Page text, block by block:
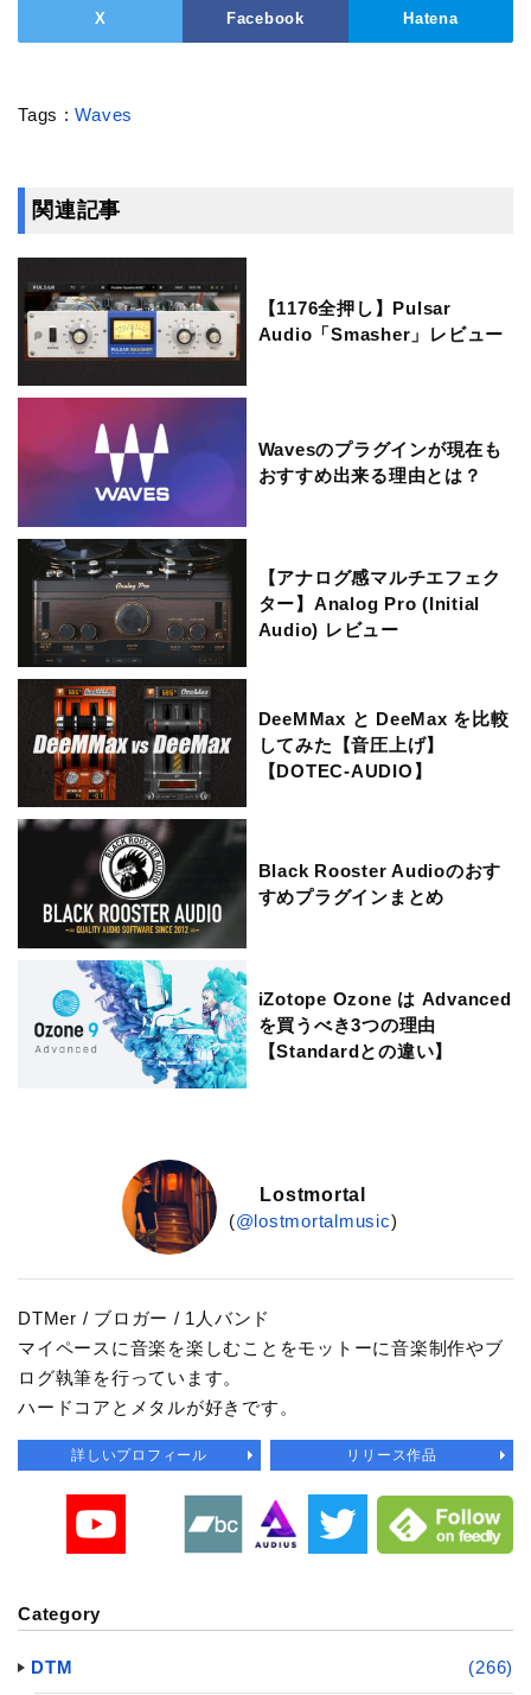
X Facebook Hatena
Tags :Waves
関連記事
【1176全押し】Pulsar
Audio「Smasher」レビュー
Wavesのプラグインが現在も
おすすめ出来る理由とは？
【アナログ感マルチエフェク
ター】Analog Pro (Initial
Audio) レビュー
DeeMMax と DeeMax を比較
してみた【音圧上げ】
【DOTEC-AUDIO】
Black Rooster Audioのおす
すめプラグインまとめ
iZotope Ozone は Advanced
を買うべき3つの理由
【Standardとの違い】
Lostmortal
(@lostmortalmusic)
DTMer / ブロガー / 1人バンド
マイペースに音楽を楽しむことをモットーに音楽制作やブ
ログ執筆を行っています。
ハードコアとメタルが好きです。
詳しいプロフィール リリース作品
Category
DTM (266)